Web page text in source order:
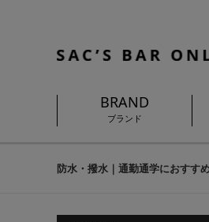
BRAND
ブランド
防水・撥水｜通勤通学におすす